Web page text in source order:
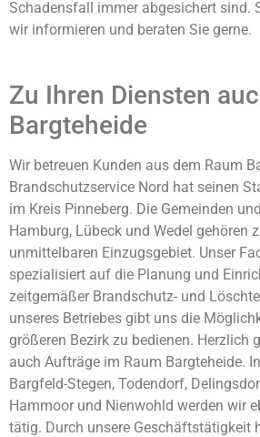
Schadensfall immer abgesichert sind.
wir informieren und beraten Sie gerne.
Zu Ihren Diensten
Bargteheide
Wir betreuen Kunden aus dem Raum
Brandschutzservice Nord hat seinen
im Kreis Pinneberg. Die Gemeinden
Hamburg, Lübeck und Wedel gehören
unmittelbaren Einzugsgebiet. Unser
spezialisiert auf die Planung und
zeitgemäßer Brandschutz- und
unseres Betriebes gibt uns die
größeren Bezirk zu bedienen. Herzlich
auch Aufträge im Raum Bargteheide.
Bargfeld-Stegen, Todendorf,
Hammoor und Nienwohld werden wir
tätig. Durch unsere Geschäftstätigkeit